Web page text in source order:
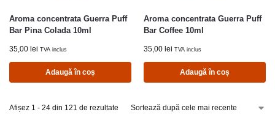
Aroma concentrata Guerra Puff
Bar Pina Colada 10ml
35,00 lei TVA inclus
Adaugă în coș
Aroma concentrata Guerra Puff
Bar Coffee 10ml
35,00 lei TVA inclus
Adaugă în coș
Afișez 1 - 24 din 121 de rezultate